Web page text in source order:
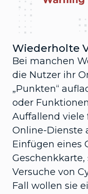
Wiederholte
Bei manchen
die Nutzer ihr
„Punkten“
oder
Auffallend viele
Online-Dienste
Einfügen eines
Versuche von
Fall wollen sie